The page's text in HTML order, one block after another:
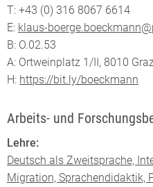
T: +43 (0) 316 8067 6614
E: klaus-
B: O.02.53
A: Ortweinplatz 1/II, 8010
H: https://bit.ly/boeckmann
Arbeits- und
Lehre:
Deutsch als Zweitsprache,
Migration, Sprachendidaktik,